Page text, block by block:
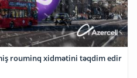
rouminq xidmətini təqdim edir